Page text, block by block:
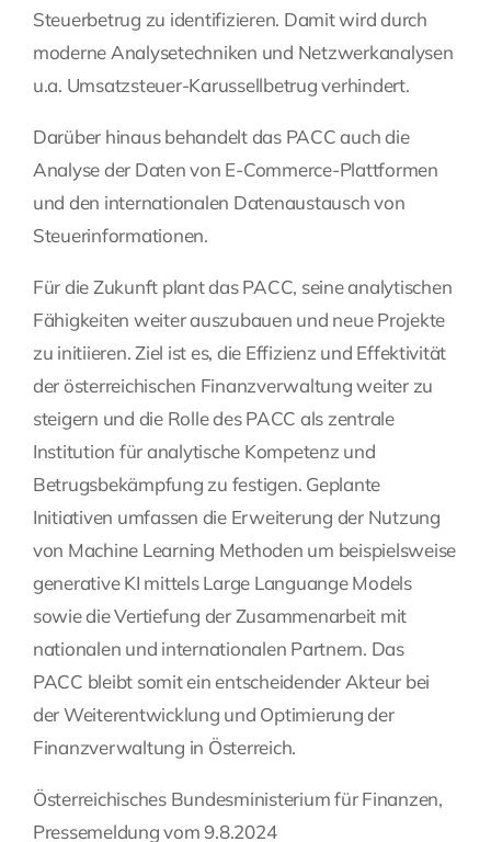
Steuerbetrug zu identifizieren. Damit wird durch
moderne Analysetechniken und Netzwerkanalysen
u.a. Umsatzsteuer-Karussellbetrug verhindert.
Darüber hinaus behandelt das PACC auch die
Analyse der Daten von E-Commerce-Plattformen
und den internationalen Datenaustausch von
Steuerinformationen.
Für die Zukunft plant das PACC, seine analytischen
Fähigkeiten weiter auszubauen und neue Projekte
zu initiieren. Ziel ist es, die Effizienz und Effektivität
der österreichischen Finanzverwaltung weiter zu
steigern und die Rolle des PACC als zentrale
Institution für analytische Kompetenz und
Betrugsbekämpfung zu festigen. Geplante
Initiativen umfassen die Erweiterung der Nutzung
von Machine Learning Methoden um beispielsweise
generative KI mittels Large Languange Models
sowie die Vertiefung der Zusammenarbeit mit
nationalen und internationalen Partnern. Das
PACC bleibt somit ein entscheidender Akteur bei
der Weiterentwicklung und Optimierung der
Finanzverwaltung in Österreich.
Österreichisches Bundesministerium für Finanzen,
Pressemeldung vom 9.8.2024